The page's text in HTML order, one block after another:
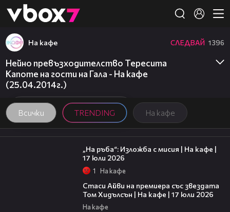
👾
Всички TRENDING На кафе
На кафе СЛЕДВАЙ 1396
Нейно превъзходителство Тересита
Капоте на гости на Гала - На кафе
(25.04.2014г.)
09:09
„На ръба“: Изложба с мисия | На кафе |
17 юли 2026
1 На кафе
Стаси Айви на премиера със звездата
Том Хидълсън | На кафе | 17 юли 2026
На кафе